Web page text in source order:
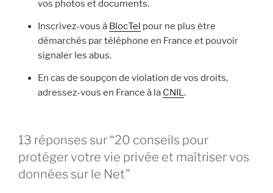
vos photos et documents.
Inscrivez-vous à BlocTel pour ne plus être
démarchés par téléphone en France et pouvoir
signaler les abus.
En cas de soupçon de violation de vos droits,
adressez-vous en France à la CNIL.
13 réponses sur “20 conseils pour
protéger votre vie privée et maîtriser vos
données sur le Net”